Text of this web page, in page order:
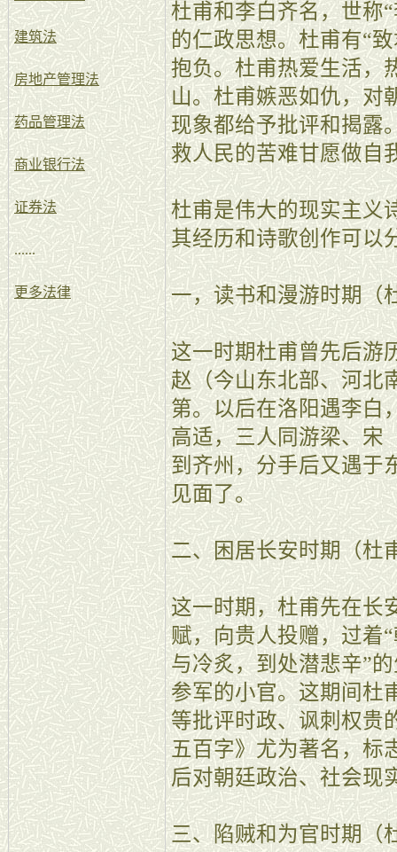
建筑法
房地产管理法
药品管理法
商业银行法
证券法
......
更多法律
杜甫和李白齐名，世称
的仁政思想。杜甫有“
抱负。杜甫热爱生活，
山。杜甫嫉恶如仇，对
现象都给予批评和揭露
救人民的苦难甘愿做自
杜甫是伟大的现实主义
其经历和诗歌创作可以
一，读书和漫游时期（
这一时期杜甫曾先后游
赵（今山东北部、河北
第。以后在洛阳遇李白
高适，三人同游梁、宋
到齐州，分手后又遇于
见面了。
二、困居长安时期（杜
这一时期，杜甫先在长
赋，向贵人投赠，过着
与冷炙，到处潜悲辛”
参军的小官。这期间杜
等批评时政、讽刺权贵
五百字》尤为著名，标
后对朝廷政治、社会现
三、陷贼和为官时期（